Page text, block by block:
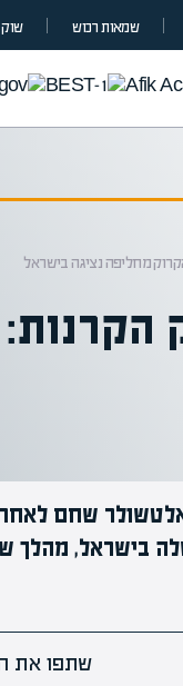
שמאות רכוש שוק
מחליפה נציגה בישראל
שחם
בישראל, מהלך
שתפו את